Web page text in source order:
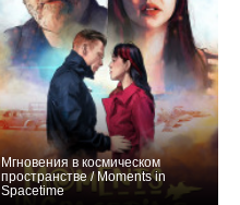
Мгновения в космическом
пространстве / Moments in
Spacetime